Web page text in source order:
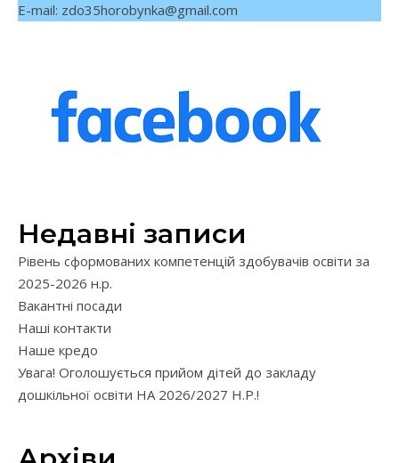
E-mail: zdo35horobynka@gmail.com
Недавні записи
Рівень сформованих компетенцій здобувачів освіти за
2025-2026 н.р.
Вакантні посади
Наші контакти
Наше кредо
Увага! Оголошується прийом дітей до закладу
дошкільної освіти НА 2026/2027 Н.Р.!